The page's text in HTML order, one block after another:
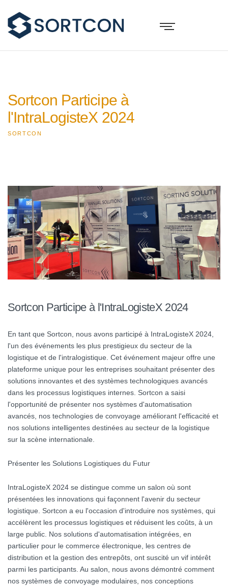
Sortcon Participe à
l'IntraLogisteX 2024
SORTCON
Sortcon Participe à l'IntraLogisteX 2024
En tant que Sortcon, nous avons participé à IntraLogisteX 2024,
l'un des événements les plus prestigieux du secteur de la
logistique et de l'intralogistique. Cet événement majeur offre une
plateforme unique pour les entreprises souhaitant présenter des
solutions innovantes et des systèmes technologiques avancés
dans les processus logistiques internes. Sortcon a saisi
l'opportunité de présenter nos systèmes d'automatisation
avancés, nos technologies de convoyage améliorant l'efficacité et
nos solutions intelligentes destinées au secteur de la logistique
sur la scène internationale.
Présenter les Solutions Logistiques du Futur
IntraLogisteX 2024 se distingue comme un salon où sont
présentées les innovations qui façonnent l'avenir du secteur
logistique. Sortcon a eu l'occasion d'introduire nos systèmes, qui
accélèrent les processus logistiques et réduisent les coûts, à un
large public. Nos solutions d'automatisation intégrées, en
particulier pour le commerce électronique, les centres de
distribution et la gestion des entrepôts, ont suscité un vif intérêt
parmi les participants. Au salon, nous avons démontré comment
nos systèmes de convoyage modulaires, nos conceptions